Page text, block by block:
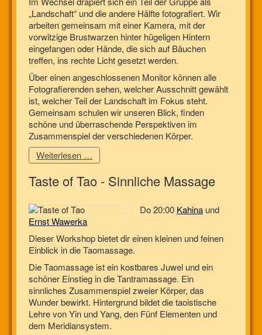
„Landschaft“ und die andere Hälfte fotografiert. Wir
arbeiten gemeinsam mit einer Kamera, mit der
vorwitzige Brustwarzen hinter hügeligen Hintern
eingefangen oder Hände, die sich auf Bäuchen
treffen, ins rechte Licht gesetzt werden.
Über einen angeschlossenen Monitor können alle
Fotografierenden sehen, welcher Ausschnitt gewählt
ist, welcher Teil der Landschaft im Fokus steht.
Gemeinsam schulen wir unseren Blick, finden
schöne und überraschende Perspektiven im
Zusammenspiel der verschiedenen Körper.
Weiterlesen …
Taste of Tao - Sinnliche Massage
Do 20:00 Kahina und
Ernst Wawerka
Dieser Workshop bietet dir einen kleinen und feinen
Einblick in die Taomassage.
Die Taomassage ist ein kostbares Juwel und ein
schöner Einstieg in die Tantramassage. Ein
sinnliches Zusammenspiel zweier Körper, das
Wunder bewirkt. Hintergrund bildet die taoistische
Lehre von Yin und Yang, den Fünf Elementen und
dem Meridiansystem.